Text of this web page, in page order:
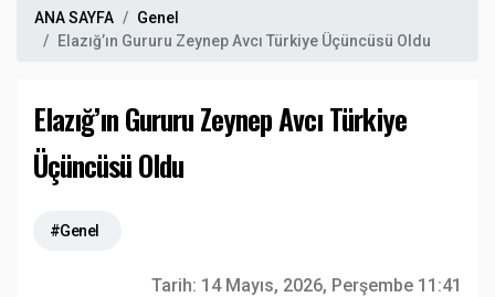
ANA SAYFA
Genel
Elazığ’ın Gururu Zeynep Avcı Türkiye Üçüncüsü Oldu
Elazığ’ın Gururu Zeynep Avcı Türkiye
Üçüncüsü Oldu
#Genel
Tarih: 14 Mayıs, 2026, Perşembe 11:41